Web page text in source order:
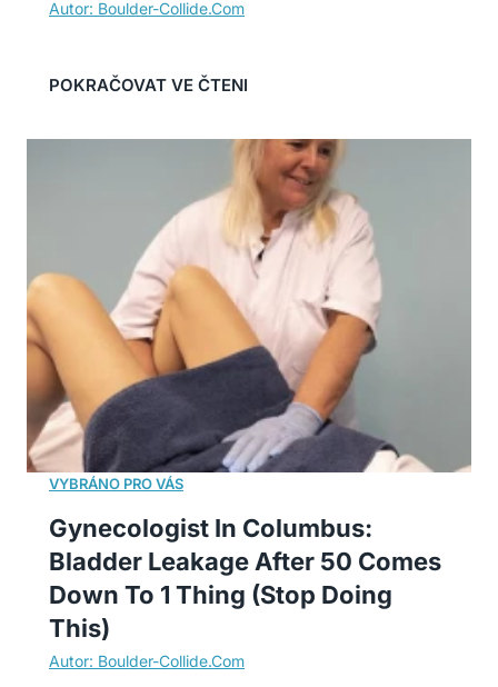
Gynecologist In Columbus:
Bladder Leakage After 50 Comes
Down To 1 Thing (Stop Doing
This)